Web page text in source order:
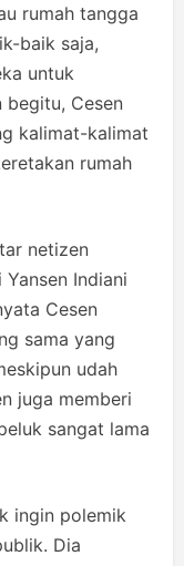
rumah tangga
baik saja,
untuk
begitu, Cesen
kalimat-kalimat
rumah
netizen
Indiani
Cesen
sama yang
udah
juga memberi
sangat lama
ingin polemik
Dia